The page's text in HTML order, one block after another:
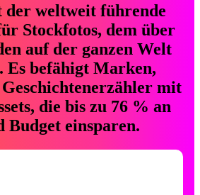
der weltweit führende
Stockfotos, dem über
auf der ganzen Welt
Es befähigt Marken,
mit
die bis zu 76 % an
Budget einsparen.